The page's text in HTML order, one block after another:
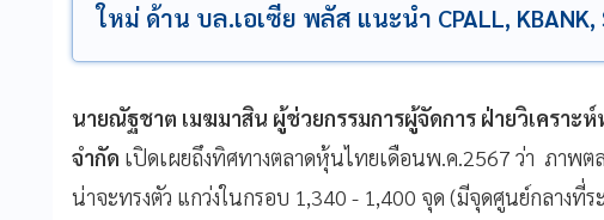
ใหม่ ด้าน บล.เอเซีย พลัส แนะนำ CPALL, KBANK,
นายณัฐชาต เมฆมาสิน ผู้ช่วยกรรมการผู้จัดการ ฝ่ายวิเครา
จำกัด เปิดเผยถึงทิศทางตลาดหุ้นไทยเดือนพ.ค.2567 ว่า ภาพต
น่าจะทรงตัว แกว่งในกรอบ 1,340 - 1,400 จุด (มีจุดศูนย์กลางที่